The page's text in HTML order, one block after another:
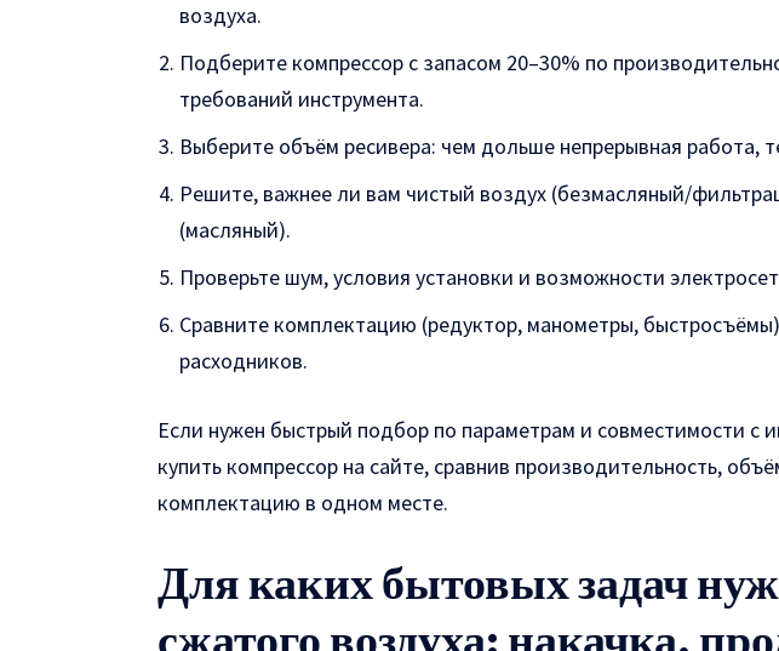
воздуха.
Подберите компрессор с запасом 20–30% по
требований инструмента.
Выберите объём ресивера: чем дольше непрерывная работа,
Решите, важнее ли вам чистый воздух (безмасляный/
(масляный).
Проверьте шум, условия установки и возможности
Сравните комплектацию (редуктор, манометры,
расходников.
Если нужен быстрый подбор по параметрам и совместимости с
купить компрессор на сайте, сравнив производительность,
комплектацию в одном месте.
Для каких бытовых задач
сжатого воздуха: накачка,